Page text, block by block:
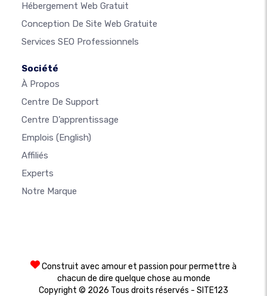
Hébergement Web Gratuit
Conception De Site Web Gratuite
Services SEO Professionnels
Société
À Propos
Centre De Support
Centre D’apprentissage
Emplois (English)
Affiliés
Experts
Notre Marque
Construit avec amour et passion pour permettre à
chacun de dire quelque chose au monde
Copyright © 2026 Tous droits réservés - SITE123